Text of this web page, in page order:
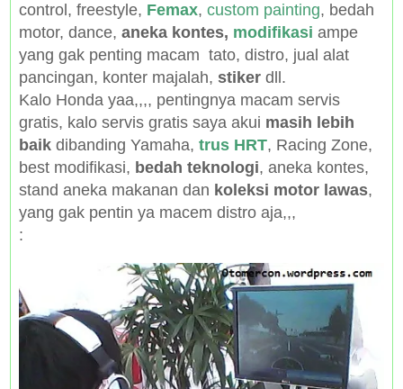
control, freestyle, Femax, custom painting, bedah
motor, dance, aneka kontes, modifikasi ampe
yang gak penting macam tato, distro, jual alat
pancingan, konter majalah, stikerdll.
Kalo Honda yaa,,,, pentingnya macam servis
gratis, kalo servis gratis saya akui masih lebih
baikdibanding Yamaha, trus HRT, Racing Zone,
best modifikasi, bedah teknologi, aneka kontes,
stand aneka makanan dan koleksi motor lawas,
yang gak pentin ya macem distro aja,,,
: